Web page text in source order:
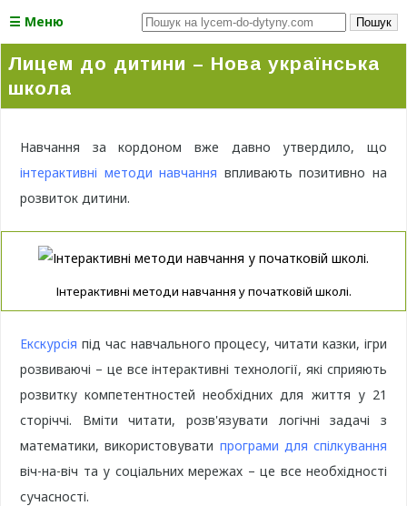
☰ Меню Пошук
Лицем до дитини – Нова українська
школа
Навчання за кордоном вже давно утвердило, що
інтерактивні методи навчання впливають позитивно на
розвиток дитини.
Інтерактивні методи навчання у початковій школі.
Екскурсія під час навчального процесу, читати казки, ігри
розвиваючі – це все інтерактивні технології, які сприяють
розвитку компетентностей необхідних для життя у 21
сторіччі. Вміти читати, розв'язувати логічні задачі з
математики, використовувати програми для спілкування
віч-на-віч та у соціальних мережах – це все необхідності
сучасності.